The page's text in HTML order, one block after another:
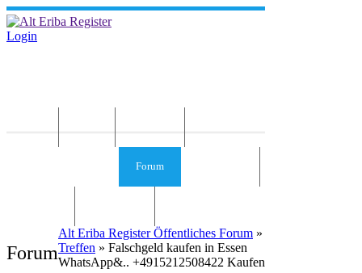
Login
Forum
Forum
Alt Eriba Register Öffentliches Forum »
Treffen » Falschgeld kaufen in Essen
WhatsApp&.. +4915212508422 Kaufen